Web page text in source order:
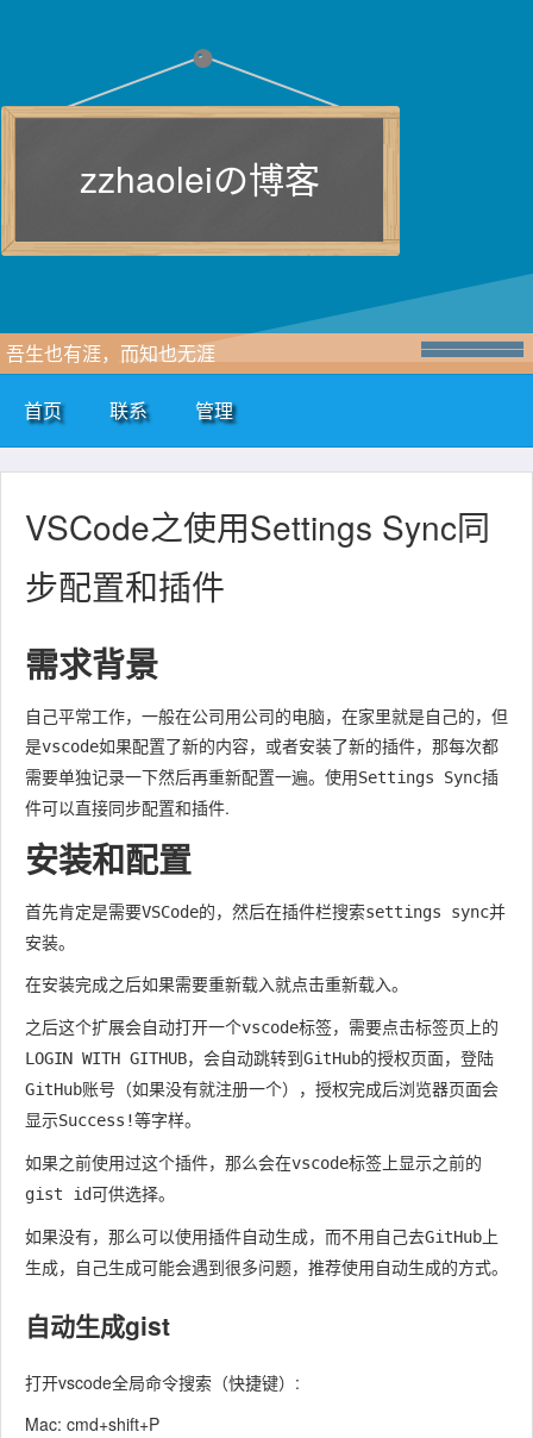
zzhaoleiの博客
吾生也有涯，而知也无涯
首页 联系 管理
VSCode之使用Settings Sync同
步配置和插件
需求背景
自己平常工作，一般在公司用公司的电脑，在家里就是自己的，但
是vscode如果配置了新的内容，或者安装了新的插件，那每次都
需要单独记录一下然后再重新配置一遍。使用Settings Sync插
件可以直接同步配置和插件.
安装和配置
首先肯定是需要VSCode的，然后在插件栏搜索settings sync并
安装。
在安装完成之后如果需要重新载入就点击重新载入。
之后这个扩展会自动打开一个vscode标签，需要点击标签页上的
LOGIN WITH GITHUB，会自动跳转到GitHub的授权页面，登陆
GitHub账号 （如果没有就注册一个） ，授权完成后浏览器页面会
显示Success!等字样。
如果之前使用过这个插件，那么会在vscode标签上显示之前的
gist id可供选择。
如果没有，那么可以使用插件自动生成，而不用自己去GitHub 上
生成，自己生成可能会遇到很多问题， 推荐使用自动生成的方式。
自动生成gist
打开vscode全局命令搜索（快捷键）:
Mac: cmd+shift+P